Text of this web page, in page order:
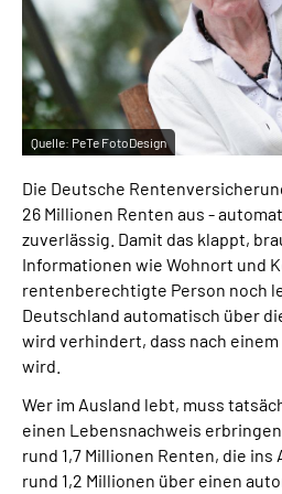
Quelle: PeTe FotoDesign
Die Deutsche
26 Millionen Renten aus -
zuverlässig. Damit das klappt,
Informationen wie Wohnort und
rentenberechtigte Person noch
Deutschland automatisch über
wird verhindert, dass nach
wird.
Wer im Ausland lebt, muss
einen Lebensnachweis
rund 1,7 Millionen Renten, die
rund 1,2 Millionen über einen